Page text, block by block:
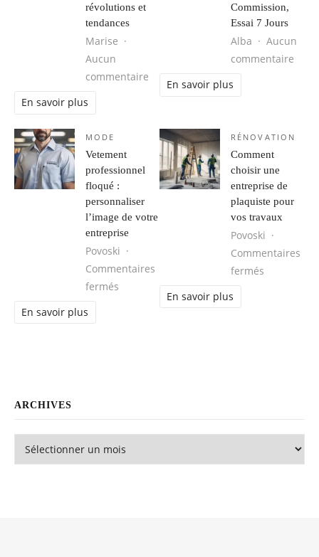
révolutions et
tendances
Marise
Aucun
commentaire
En savoir plus
Commission,
Essai 7 Jours
Alba
Aucun
commentaire
En savoir plus
MODE
Vetement
professionnel
floqué :
personnaliser
l’image de votre
entreprise
Povoski
Commentaires
fermés
En savoir plus
RÉNOVATION
Comment
choisir une
entreprise de
plaquiste pour
vos travaux
Povoski
Commentaires
fermés
En savoir plus
ARCHIVES
Archives